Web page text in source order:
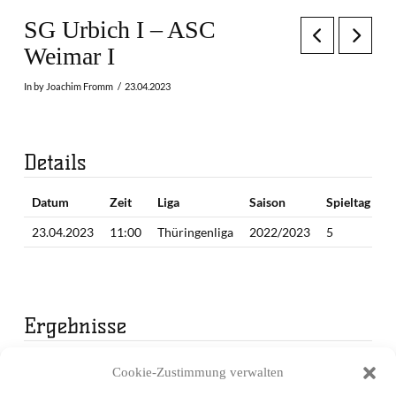
Cookie-Zustimmung verwalten
SG Urbich I – ASC
Weimar I
In by Joachim Fromm 23.04.2023
Details
Datum Zeit Liga Saison
Spieltag
23.04.2023
11:00 Thüringenliga 2022/2023 5
Ergebnisse
1. Periode 3. Periode
Endergebnis